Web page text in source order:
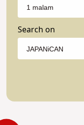
Search on